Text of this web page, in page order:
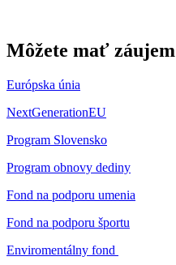
Môžete mať záujem
Európska únia
NextGenerationEU
Program Slovensko
Program obnovy dediny
Fond na podporu umenia
Fond na podporu športu
Enviromentálny fond